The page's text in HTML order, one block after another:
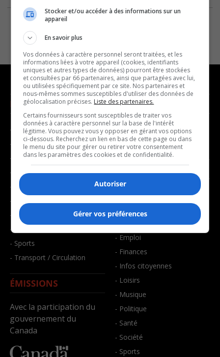
NOUVELLES
- Affaires municipales
- Communauté / Social
- Culture
- Économie
- Éducation
- Environnement
- Faits divers
- Santé et bien-être
- Sports
- Transport / Circulation
ÉMISSIONS
Avec la participation du
gouvernement du
Canada
MUSIQUE
- Décompte franco
- Joué récemment
BALADOS
- Affaires
- Art de vivre
- Bien-être
- Emploi
- Finances
- Infos citoyennes
- Loisirs
- Musique
- Politique
- Santé
- Société
- Sports
Stocker et/ou accéder à des informations sur un
appareil
En savoir plus
Vos données à caractère personnel seront traitées, et les
informations liées à votre appareil (cookies, identifiants
uniques et autres types de données) pourront être stockées
et consultées par 66 partenaires, ainsi que partagées avec lui,
ou utilisées spécifiquement par ce site. Nos partenaires et
nous-mêmes sommes susceptibles d'utiliser des données de
géolocalisation précises. Liste des partenaires.
Certains fournisseurs sont susceptibles de traiter vos
données à caractère personnel sur la base de l'intérêt
légitime. Vous pouvez vous y opposer en gérant vos options
ci-dessous. Recherchez un lien en bas de cette page ou dans
le menu du site pour gérer ou retirer votre consentement
dans les paramètres des cookies et de confidentialité.
Autoriser
Gérer vos préférences